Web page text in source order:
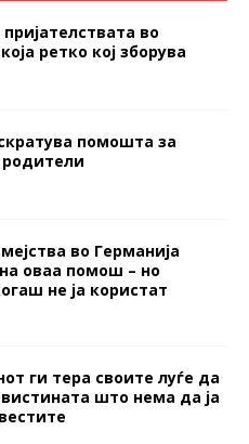
во
ретко кој зборува
помошта за
во Германија
оваа помош – но
не ја користат
ги тера своите луѓе да
што нема да ја